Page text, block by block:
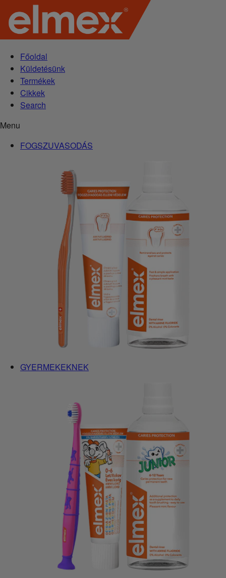
Főoldal
Küldetésünk
Termékek
Cikkek
Search
Menu
FOGSZUVASODÁS
GYERMEKEKNEK